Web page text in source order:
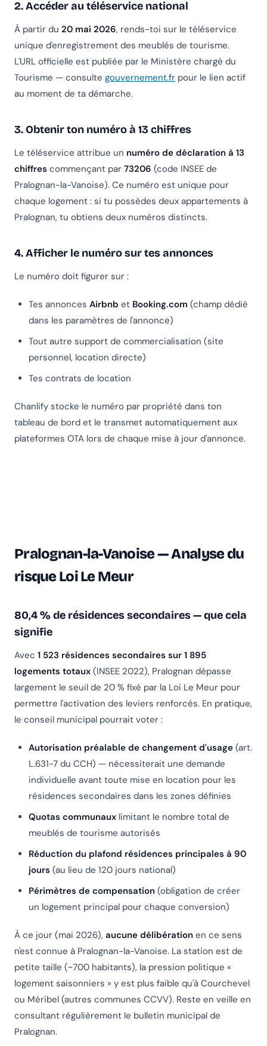
2. Accéder au téléservice national
À partir du 20 mai 2026, rends-toi sur le téléservice
unique d'enregistrement des meublés de tourisme.
L'URL officielle est publiée par le Ministère chargé du
Tourisme — consulte gouvernement.fr pour le lien actif
au moment de ta démarche.
3. Obtenir ton numéro à 13 chiffres
Le téléservice attribue un numéro de déclaration à 13
chiffres commençant par 73206 (code INSEE de
Pralognan-la-Vanoise). Ce numéro est unique pour
chaque logement : si tu possèdes deux appartements à
Pralognan, tu obtiens deux numéros distincts.
4. Afficher le numéro sur tes annonces
Le numéro doit figurer sur :
Tes annonces Airbnb et Booking.com (champ dédié
dans les paramètres de l'annonce)
Tout autre support de commercialisation (site
personnel, location directe)
Tes contrats de location
Chanlify stocke le numéro par propriété dans ton
tableau de bord et le transmet automatiquement aux
plateformes OTA lors de chaque mise à jour d'annonce.
Pralognan-la-Vanoise — Analyse du
risque Loi Le Meur
80,4 % de résidences secondaires — que cela
signifie
Avec 1 523 résidences secondaires sur 1 895
logements totaux (INSEE 2022), Pralognan dépasse
largement le seuil de 20 % fixé par la Loi Le Meur pour
permettre l'activation des leviers renforcés. En pratique,
le conseil municipal pourrait voter :
Autorisation préalable de changement d'usage (art.
L.631-7 du CCH) — nécessiterait une demande
individuelle avant toute mise en location pour les
résidences secondaires dans les zones définies
Quotas communaux limitant le nombre total de
meublés de tourisme autorisés
Réduction du plafond résidences principales à 90
jours (au lieu de 120 jours national)
Périmètres de compensation (obligation de créer
un logement principal pour chaque conversion)
À ce jour (mai 2026), aucune délibération en ce sens
n'est connue à Pralognan-la-Vanoise. La station est de
petite taille (~700 habitants), la pression politique «
logement saisonniers » y est plus faible qu'à Courchevel
ou Méribel (autres communes CCVV). Reste en veille en
consultant régulièrement le bulletin municipal de
Pralognan.